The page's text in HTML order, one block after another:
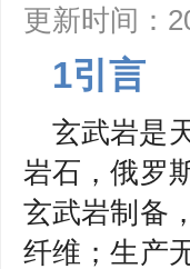
更新时间：
1引言
玄武岩是
岩石，俄罗
玄武岩制备
纤维；生产